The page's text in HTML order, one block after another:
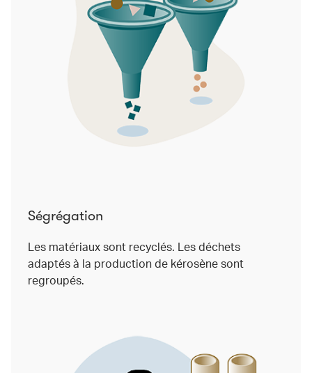
Ségrégation
Les matériaux sont recyclés. Les déchets
adaptés à la production de kérosène sont
regroupés.